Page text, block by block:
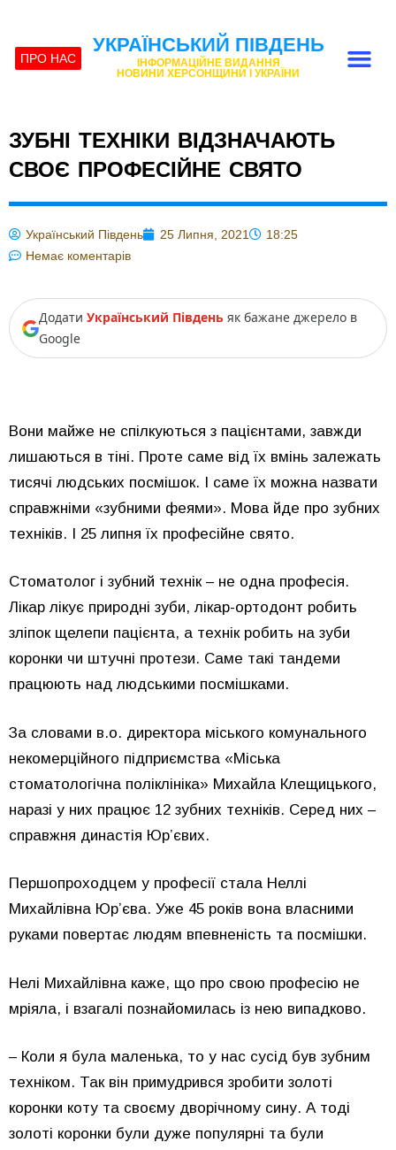
ПРО НАС
УКРАЇНСЬКИЙ ПІВДЕНЬ
ІНФОРМАЦІЙНЕ ВИДАННЯ
НОВИНИ ХЕРСОНЩИНИ І УКРАЇНИ
ЗУБНІ ТЕХНІКИ ВІДЗНАЧАЮТЬ
СВОЄ ПРОФЕСІЙНЕ СВЯТО
Український Південь 25 Липня, 2021
18:25
Немає коментарів
Додати Український Південь як бажане джерело в
Google
Вони майже не спілкуються з пацієнтами, завжди
лишаються в тіні. Проте саме від їх вмінь залежать
тисячі людських посмішок. І саме їх можна назвати
справжніми «зубними феями». Мова йде про зубних
техніків. І 25 липня їх професійне свято.
Стоматолог і зубний технік – не одна професія.
Лікар лікує природні зуби, лікар-ортодонт робить
зліпок щелепи пацієнта, а технік робить на зуби
коронки чи штучні протези. Саме такі тандеми
працюють над людськими посмішками.
За словами в.о. директора міського комунального
некомерційного підприємства «Міська
стоматологічна поліклініка» Михайла Клещицького,
наразі у них працює 12 зубних техніків. Серед них –
справжня династія Юр’євих.
Першопроходцем у професії стала Неллі
Михайлівна Юр’єва. Уже 45 років вона власними
руками повертає людям впевненість та посмішки.
Нелі Михайлівна каже, що про свою професію не
мріяла, і взагалі познайомилась із нею випадково.
– Коли я була маленька, то у нас сусід був зубним
техніком. Так він примудрився зробити золоті
коронки коту та своєму дворічному сину. А тоді
золоті коронки були дуже популярні та були